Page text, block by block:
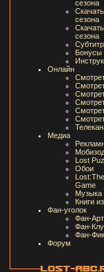
сезона
сезона
сезона
Бонусы
Онлайн
Медиа
Lost
Обои
Game
Музыка
Книги
Фан-уголок
Фан-Арт
Фан-
Фан-
Форум